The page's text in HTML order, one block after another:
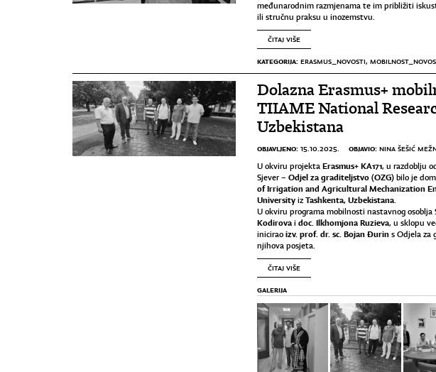
međunarodnim razmjenama te im približiti
ili stručnu praksu u inozemstvu.
ČITAJ VIŠE
KATEGORIJA: ERASMUS_NOVOSTI,
Dolazna Erasmus+
TIIAME National
Uzbekistana
OBJAVLJENO: 15.10.2025. OBJAVIO: NINA ŠEŠIĆ
U okviru projekta Erasmus+ KA171, u razdoblju
Sjever – Odjel za graditeljstvo (OZG)bilo je
of Irrigation and Agricultural Mechanization
Universityiz Tashkenta, Uzbekistana.
U okviru programa mobilnosti nastavnog osoblja
Kodirovai doc. Ilkhomjona Ruzieva, u sklopu
inicirao izv. prof. dr. sc. Bojan Đurins Odjela za
njihova posjeta.
ČITAJ VIŠE
GALERIJA